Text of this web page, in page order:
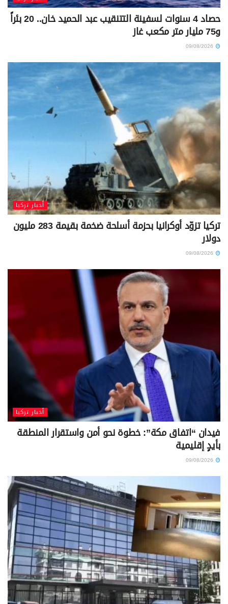
حصاد 4 سنوات لسفينة التتنقيب عبد الحميد خان.. 20 بئراً
و75 مليار متر مكعب غاز
أخبار تركيا
تركيا تزوّد أوكرانيا بحزمة أسلحة ضخمة بقيمة 283 مليون
دولار
أخبار تركيا
فيدان “اتفاق مكة”: خطوة نحو أمن واستقرار المنطقة
بأيدٍ إقليمية